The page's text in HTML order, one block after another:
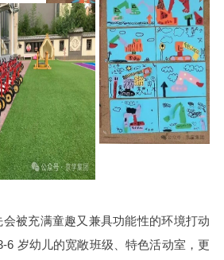
被充满童趣又兼具功能性的环境打动
岁幼儿的宽敞班级、特色活动室，更